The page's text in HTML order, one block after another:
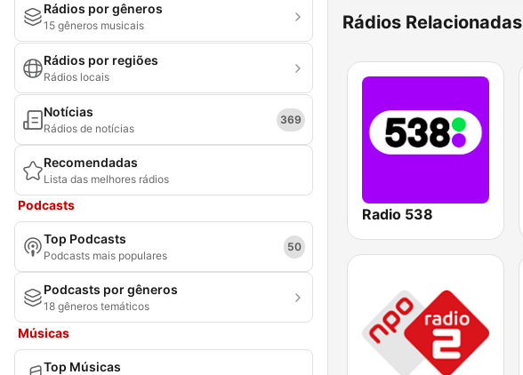
Rádios por gêneros
15 gêneros musicais
Rádios por regiões
Rádios locais
Notícias
Rádios de notícias
369
Recomendadas
Lista das melhores rádios
Podcasts
Top Podcasts
Podcasts mais populares
50
Podcasts por gêneros
18 gêneros temáticos
Músicas
Top Músicas
Rádios Relacionadas
Radio 538